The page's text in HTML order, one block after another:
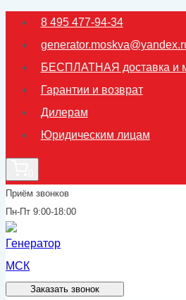
Перейти
содержимому
8 495 477-94-34
БЕСПЛАТНАЯ доставка и
Гарантии и возврат
Дилерам
Юридическим лицам
Приём звонков
Пн-Пт 9:00-18:00
Заказать звонок